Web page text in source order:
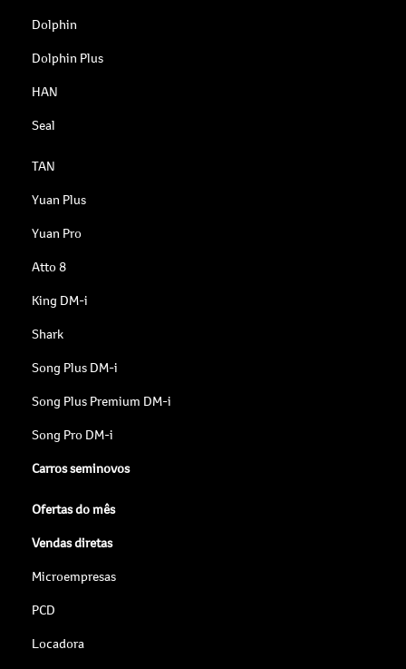
Dolphin
Dolphin Plus
HAN
Seal
TAN
Yuan Plus
Yuan Pro
Atto 8
King DM-i
Shark
Song Plus DM-i
Song Plus Premium DM-i
Song Pro DM-i
Carros seminovos
Ofertas do mês
Vendas diretas
Microempresas
PCD
Locadora